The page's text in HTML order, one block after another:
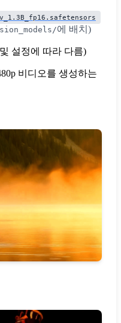
에 배치)
설정에 따라 다름)
비디오를 생성하는